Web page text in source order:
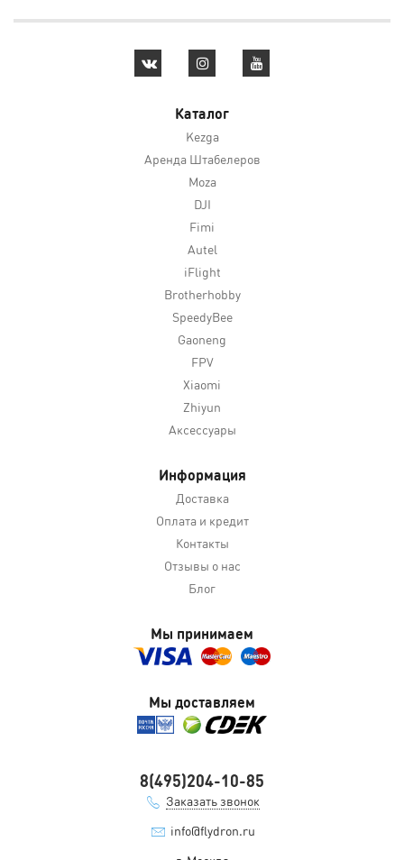
Каталог
Kezga
Аренда Штабелеров
Moza
DJI
Fimi
Autel
iFlight
Brotherhobby
SpeedyBee
Gaoneng
FPV
Xiaomi
Zhiyun
Аксессуары
Информация
Доставка
Оплата и кредит
Контакты
Отзывы о нас
Блог
Мы принимаем
Мы доставляем
8(495)204-10-85
Заказать звонок
info@flydron.ru